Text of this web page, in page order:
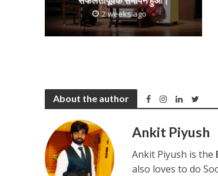
2 weeks ago
About the author
Ankit Piyush
Ankit Piyush is the
also loves to do